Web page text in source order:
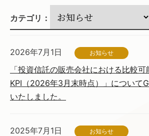
カテゴリ：
2026年7月1日 お知らせ
「投資信託の販売会社における比較可
KPI（2026年3月末時点）」について
いたしました。
2025年7月1日 お知らせ